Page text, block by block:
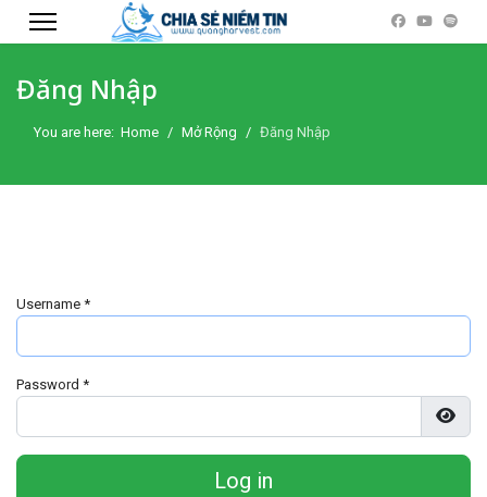
Đăng Nhập
You are here: Home Mở Rộng Đăng Nhập
Username *
Password *
Log in